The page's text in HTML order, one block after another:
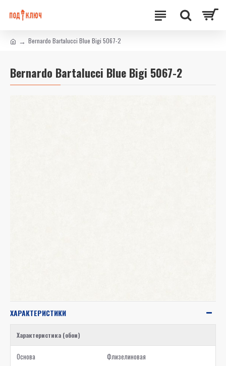
Bernardo Bartalucci Blue Bigi 5067-2
Bernardo Bartalucci Blue Bigi 5067-2
ХАРАКТЕРИСТИКИ
Характеристика (обои)
Основа Флизелиновая